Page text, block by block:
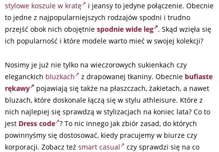
stylowe koszule w kratę
i jeansy to jedyne połączenie. Obecnie
to jedne z najpopularniejszych rodzajów spodni i trudno
przejść obok nich obojętnie spodnie wide leg . Skąd wzięła się
ich popularność i które modele warto mieć w swojej kolekcji?
Nosimy je już nie tylko na wieczorowych sukienkach czy
eleganckich bluzkach z drapowanej tkaniny. Obecnie bufiaste
rękawy
pojawiają się także na płaszczach, żakietach, a nawet
bluzach, które doskonale łączą się w stylu athleisure. Które z
nich najlepiej się sprawdzą w stylizacjach na koniec lata? Co to
jest Dress code ? To nic innego jak zbiór zasad, do których
powinnyśmy się dostosować, kiedy pracujemy w biurze czy
korporacji. Zobacz też smart casual
czy sprawdzi się na co